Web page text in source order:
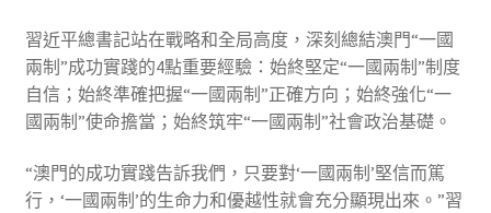
習近平總書記站在戰略和全局高度，深刻總結澳門“一國
兩制”成功實踐的4點重要經驗：始終堅定“一國兩制”制度
自信；始終準確把握“一國兩制”正確方向；始終強化“一
國兩制”使命擔當；始終筑牢“一國兩制”社會政治基礎。
“澳門的成功實踐告訴我們，只要對‘一國兩制’堅信而篤
行，‘一國兩制’的生命力和優越性就會充分顯現出來。”習